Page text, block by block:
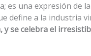
es una expresión
define a la industria
se celebra el